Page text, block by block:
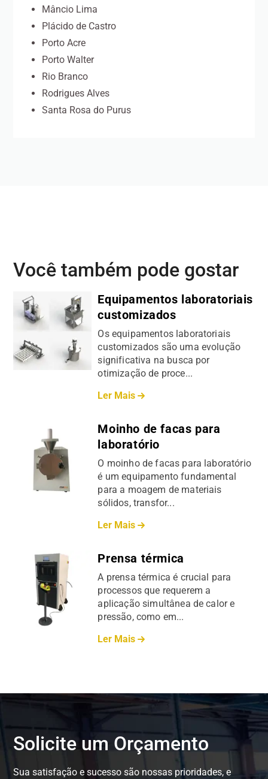
Mâncio Lima
Plácido de Castro
Porto Acre
Porto Walter
Rio Branco
Rodrigues Alves
Santa Rosa do Purus
Você também pode gostar
Equipamentos laboratoriais
customizados
Os equipamentos laboratoriais
customizados são uma evolução
significativa na busca por
otimização de proce...
Ler Mais
Moinho de facas para
laboratório
O moinho de facas para laboratório
é um equipamento fundamental
para a moagem de materiais
sólidos, transfor...
Ler Mais
Prensa térmica
A prensa térmica é crucial para
processos que requerem a
aplicação simultânea de calor e
pressão, como em...
Ler Mais
Solicite um Orçamento
Sua satisfação e sucesso são nossas prioridades, e